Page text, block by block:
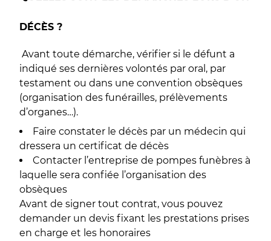
DÉCÈS ?
Avant toute démarche, vérifier si le défunt a
indiqué ses dernières volontés par oral, par
testament ou dans une convention obsèques
(organisation des funérailles, prélèvements
d’organes…).
Faire constater le décès par un médecin qui
dressera un certificat de décès
Contacter l’entreprise de pompes funèbres à
laquelle sera confiée l’organisation des
obsèques
Avant de signer tout contrat, vous pouvez
demander un devis fixant les prestations prises
en charge et les honoraires